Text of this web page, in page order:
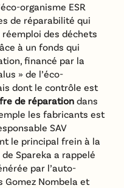
organisme ESR
de réparabilité qui
des déchets
à un fonds qui
financé par la
» de l’éco-
dont le contrôle est
de réparation dans
les fabricants est
SAV
le principal frein à la
Spareka a rappelé
par l’auto-
Gomez Nombela et